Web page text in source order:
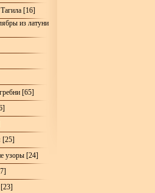
[16]
из латуни
[65]
[25]
узоры [24]
[23]